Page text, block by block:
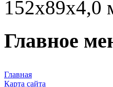
152x89x4,0
Главное
Главная
Карта сайта